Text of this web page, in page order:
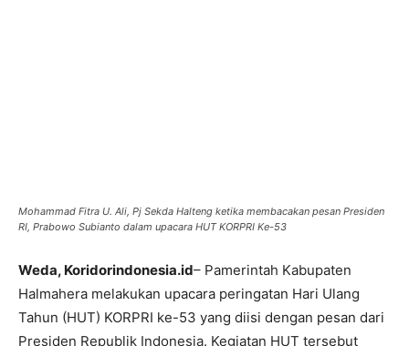
Mohammad Fitra U. Ali, Pj Sekda Halteng ketika membacakan pesan Presiden
RI, Prabowo Subianto dalam upacara HUT KORPRI Ke-53
Weda, Koridorindonesia.id– Pamerintah Kabupaten
Halmahera melakukan upacara peringatan Hari Ulang
Tahun (HUT) KORPRI ke-53 yang diisi dengan pesan dari
Presiden Republik Indonesia. Kegiatan HUT tersebut